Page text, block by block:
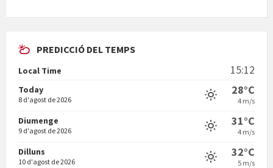
En Bum
Vermuts a la Font. Hit parit
PREDICCIÓ DEL TEMPS
Local Time 15:12
Today
8 d'agost de 2026
28°C
4 m/s
Diumenge
9 d'agost de 2026
31°C
4 m/s
Dilluns
10 d'agost de 2026
32°C
5 m/s